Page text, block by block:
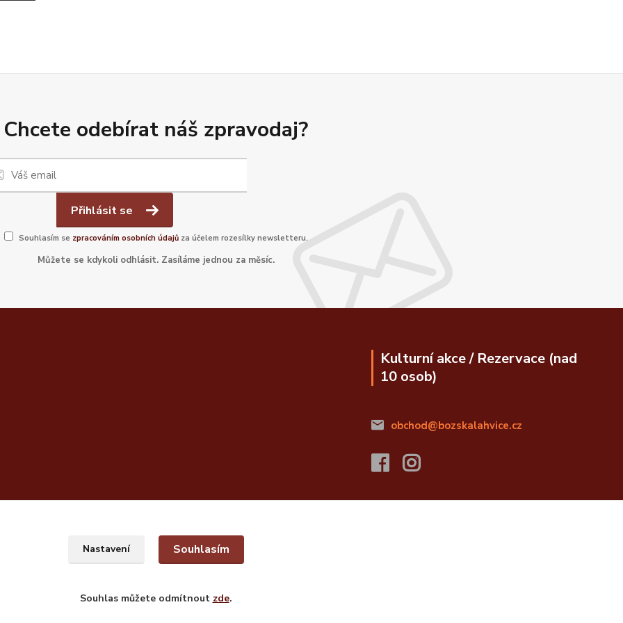
Chcete odebírat náš zpravodaj?
Přihlásit se
Souhlasím se zpracováním osobních údajůza účelem rozesílky newsletteru.
Můžete se kdykoli odhlásit. Zasíláme jednou za měsíc.
Kulturní akce / Rezervace (nad
10 osob)
obchod@bozskalahvice.cz
Nastavení Souhlasím
Souhlas můžete odmítnout zde.